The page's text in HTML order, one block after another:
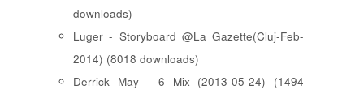
downloads)
Luger - Storyboard @La Gazette(Cluj-Feb-
2014) (8018 downloads)
Derrick May - 6 Mix (2013-05-24) (1494